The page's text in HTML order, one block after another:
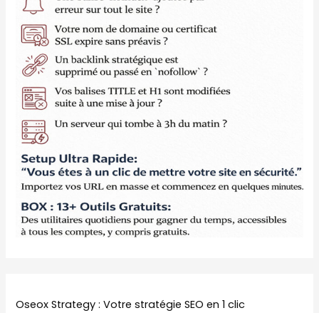
Oseox Strategy : Votre stratégie SEO en 1 clic